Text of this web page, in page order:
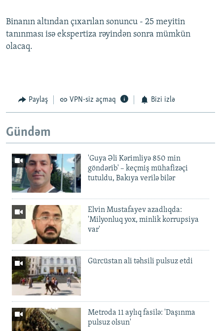
Binanın altından çıxarılan sonuncu - 25 meyitin
tanınması isə ekspertiza rəyindən sonra mümkün
olacaq.
Paylaş VPN-siz açmaq Bizi izlə
Gündəm
'Guya Əli Kərimliyə 850 min
göndərib' – keçmiş mühafizəçi
tutuldu, Bakıya verilə bilər
Elvin Mustafayev azadlıqda:
'Milyonluq yox, minlik korrupsiya
var'
Gürcüstan ali təhsili pulsuz etdi
Metroda 11 aylıq fasilə: 'Daşınma
pulsuz olsun'